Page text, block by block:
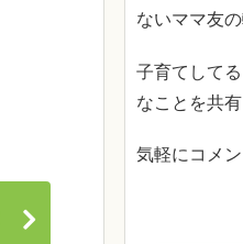
ないママ友
子育てして
なことを共
気軽にコメ